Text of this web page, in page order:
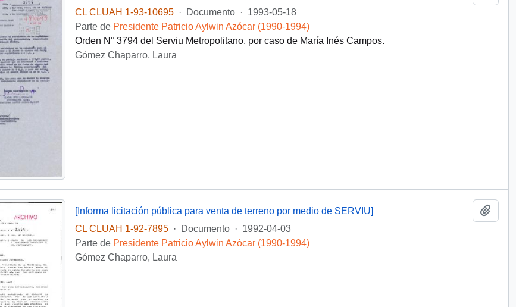
CL CLUAH 1-93-10695
· Documento · 1993-05-18
Parte de Presidente Patricio Aylwin Azócar (1990-1994)
Orden N° 3794 del Serviu Metropolitano, por caso de María Inés Campos.
Gómez Chaparro, Laura
[Informa licitación pública para venta de terreno por medio de SERVIU]
CL CLUAH 1-92-7895
· Documento · 1992-04-03
Parte de Presidente Patricio Aylwin Azócar (1990-1994)
Gómez Chaparro, Laura